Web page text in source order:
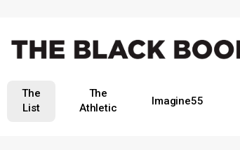
The
List
The
Athletic
Imagine55